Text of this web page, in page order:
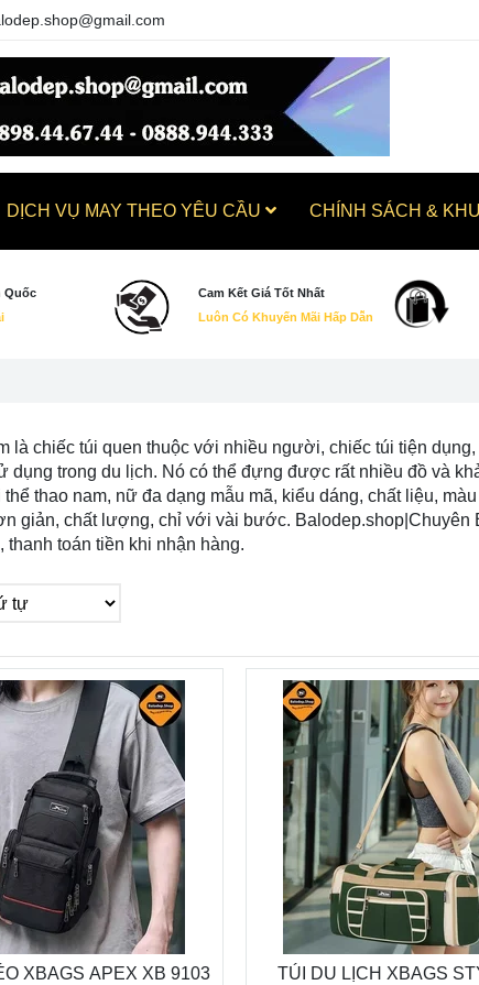
là chiếc túi quen thuộc với nhiều người, chiếc túi tiện
dụng trong du lịch. Nó có thể đựng được rất nhiều đồ và
thể thao nam, nữ đa dạng mẫu mã, kiểu dáng, chất liệu,
giản, chất lượng, chỉ với vài bước. Balodep.shop|Chuyên
thanh toán tiền khi nhận hàng.
XBAGS APEX XB 9103
TÚI DU LỊCH XBAGS
DỊCH VỤ MAY THEO YÊU CẦU CHÍNH SÁCH &
Quốc
Cam Kết Giá Tốt Nhất
Luôn Có Khuyến Mãi Hấp Dẫn